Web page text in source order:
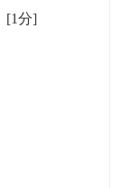
[1分]